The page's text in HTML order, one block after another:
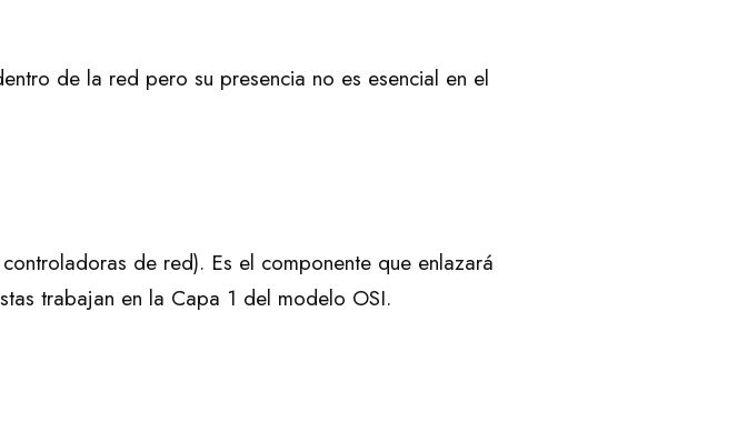
de la red pero su presencia no es esencial en el
de red). Es el componente que enlazará
trabajan en la Capa 1 del modelo OSI.